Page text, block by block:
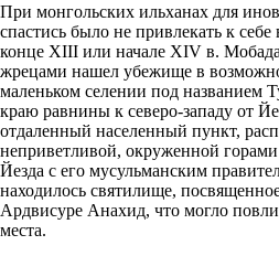
При монгольских ильханах для
спастись было не привлекать к
конце XIII или начале XIV в.
жрецами нашел убежище в
маленьком селении под названием
краю равнины к северо-западу от
отдаленный населенный пункт,
неприветливой, окруженной горами
Йезда с его мусульманским
находилось святилище,
Ардвисуре Анахид, что могло
места.